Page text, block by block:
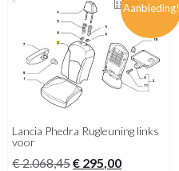
Aanbieding!
Lancia Phedra Rugleuning links
voor
€2.068,45Oorspronkelijke
€ 295,00Huidige